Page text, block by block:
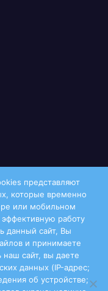
представляют
которые временно
или мобильном
работу
данный сайт, Вы
и принимаете
наш сайт, вы даете
данных (IP-адрес;
об устройстве;